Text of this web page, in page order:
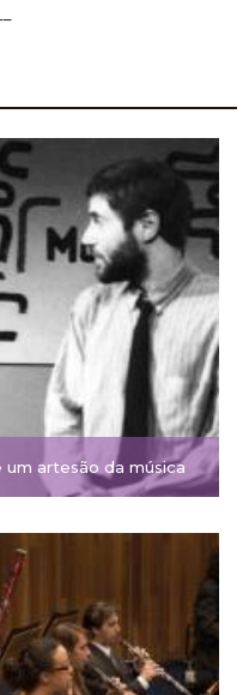
artesão da música